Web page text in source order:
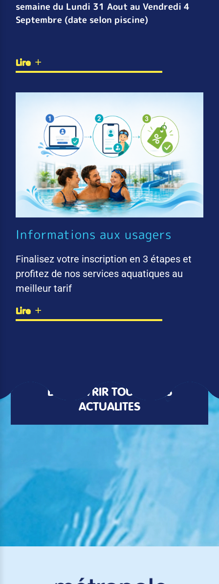
semaine du Lundi 31 Aout au Vendredi 4
Septembre (date selon piscine)
Lire
Informations aux usagers
Finalisez votre inscription en 3 étapes et
profitez de nos services aquatiques au
meilleur tarif
Lire
DÉCOUVRIR TOUTES LES
ACTUALITÉS